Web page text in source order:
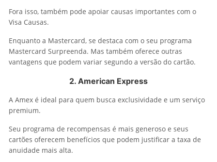
Fora isso, também pode apoiar causas importantes com o
Visa Causas.
Enquanto a Mastercard, se destaca com o seu programa
Mastercard Surpreenda. Mas também oferece outras
vantagens que podem variar segundo a versão do cartão.
2. American Express
A Amex é ideal para quem busca exclusividade e um serviço
premium.
Seu programa de recompensas é mais generoso e seus
cartões oferecem benefícios que podem justificar a taxa de
anuidade mais alta.